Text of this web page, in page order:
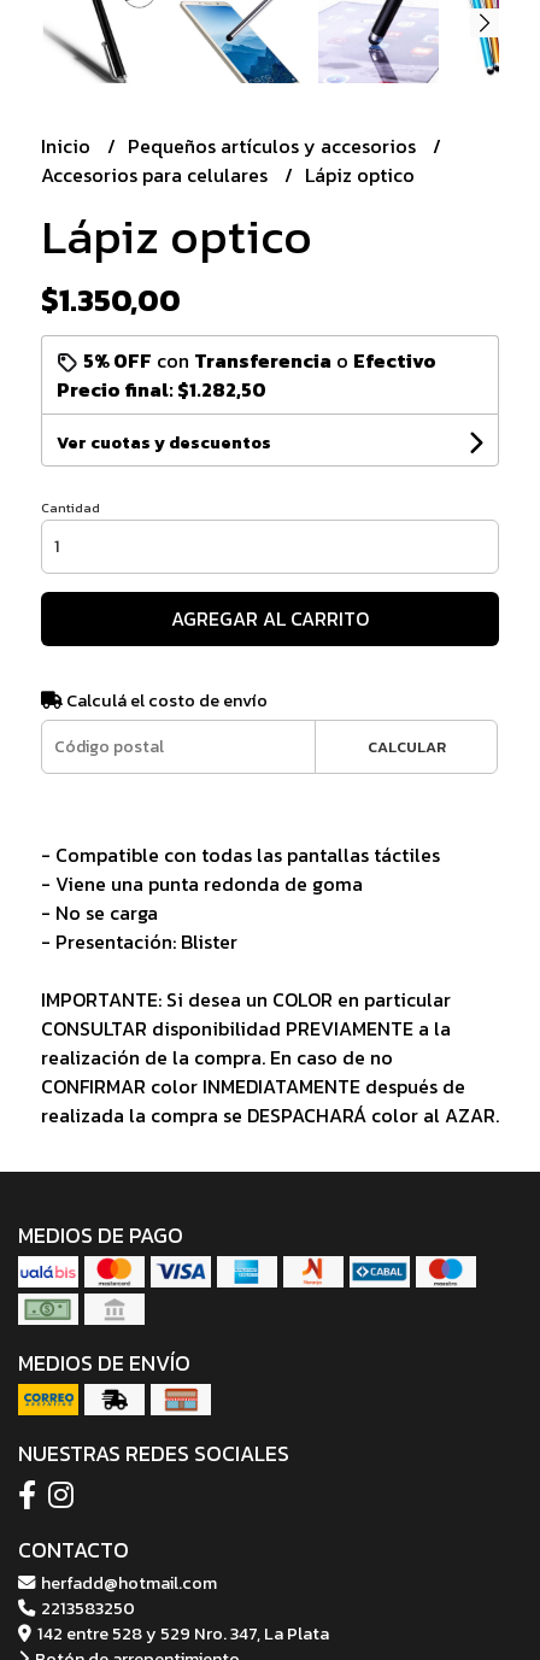
Inicio
Pequeños artículos y accesorios
Accesorios para celulares
Lápiz optico
Lápiz optico
$1.350,00
5% OFF con Transferencia o Efectivo
Precio final:$1.282,50
Ver cuotas y descuentos
Cantidad
AGREGAR AL CARRITO
Calculá el costo de envío
CALCULAR
- Compatible con todas las pantallas táctiles
- Viene una punta redonda de goma
- No se carga
- Presentación: Blister
IMPORTANTE: Si desea un COLOR en particular
CONSULTAR disponibilidad PREVIAMENTE a la
realización de la compra. En caso de no
CONFIRMAR color INMEDIATAMENTE después de
realizada la compra se DESPACHARÁ color al AZAR.
MEDIOS DE PAGO
MEDIOS DE ENVÍO
NUESTRAS REDES SOCIALES
CONTACTO
herfadd@hotmail.com
2213583250
142 entre 528 y 529 Nro. 347, La Plata